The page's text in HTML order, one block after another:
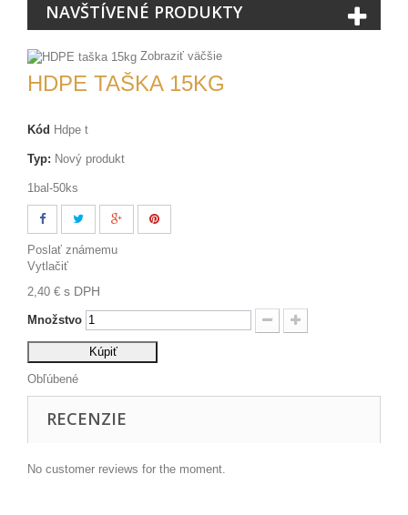
NAVŠTÍVENÉ PRODUKTY
Zobraziť väčšie
HDPE TAŠKA 15KG
Kód Hdpe t
Typ: Nový produkt
1bal-50ks
Poslať známemu
Vytlačiť
2,40 € s DPH
Množstvo
Kúpiť
Obľúbené
RECENZIE
No customer reviews for the moment.